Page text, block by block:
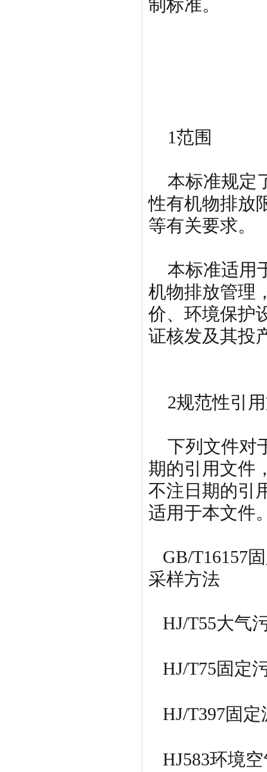
制标准。
1范围
本标准规定
性有机物排放
等有关要求。
本标准适用
机物排放管理
价、环境保护
证核发及其投
2规范性引
下列文件对
期的引用文件
不注日期的引
适用于本文件
GB/T16157
采样方法
HJ/T55大气
HJ/T75固定
HJ/T397固
HJ583环境